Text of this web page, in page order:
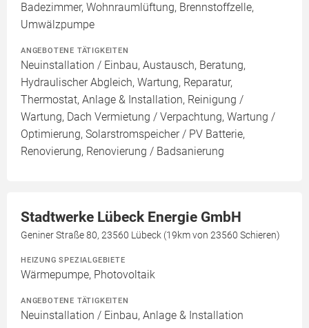
Badezimmer, Wohnraumlüftung, Brennstoffzelle,
Umwälzpumpe
ANGEBOTENE TÄTIGKEITEN
Neuinstallation / Einbau, Austausch, Beratung,
Hydraulischer Abgleich, Wartung, Reparatur,
Thermostat, Anlage & Installation, Reinigung /
Wartung, Dach Vermietung / Verpachtung, Wartung /
Optimierung, Solarstromspeicher / PV Batterie,
Renovierung, Renovierung / Badsanierung
Stadtwerke Lübeck Energie GmbH
Geniner Straße 80, 23560 Lübeck (19km von 23560 Schieren)
HEIZUNG SPEZIALGEBIETE
Wärmepumpe, Photovoltaik
ANGEBOTENE TÄTIGKEITEN
Neuinstallation / Einbau, Anlage & Installation